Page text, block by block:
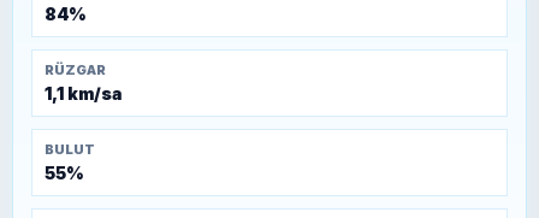
84%
RÜZGAR
1,1 km/sa
BULUT
55%